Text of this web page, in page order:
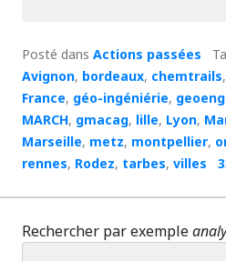
Posté dans Actions passées
Avignon, bordeaux, chemtrails,
France, géo-ingéniérie,
MARCH, gmacag, lille, Lyon,
Marseille, metz, montpellier,
rennes, Rodez, tarbes, villes
Rechercher par exemple